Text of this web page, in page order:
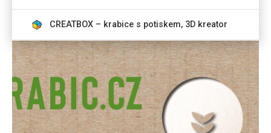
CREATBOX – krabice s potiskem, 3D kreator